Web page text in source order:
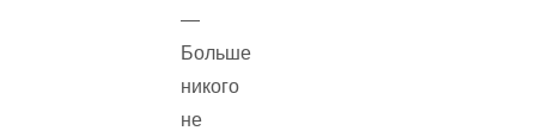
—
Больше
никого
не